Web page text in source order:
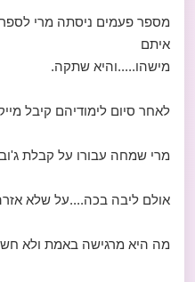
מספר פעמים ניסתה מרי
איתם
מישהו.....והיא שתקה.
לאחר סיום לימודיהם קיבל
מרי שמחה עבורו על קבלת ג'וב
אולם ליבה בכה....על שלא
מה היא מרגישה באמת ולא